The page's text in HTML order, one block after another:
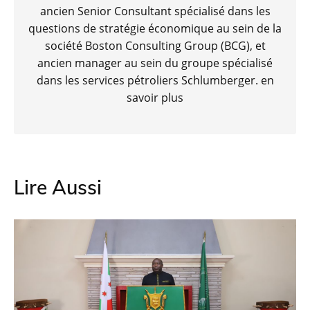
ancien Senior Consultant spécialisé dans les
questions de stratégie économique au sein de la
société Boston Consulting Group (BCG), et
ancien manager au sein du groupe spécialisé
dans les services pétroliers Schlumberger. en
savoir plus
Lire Aussi